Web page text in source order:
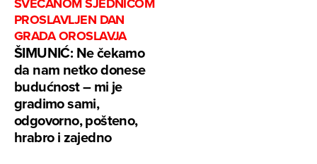
PROSLAVLJEN DAN
GRADA OROSLAVJA
ŠIMUNIĆ: Ne čekamo
da nam netko donese
budućnost – mi je
gradimo sami,
odgovorno, pošteno,
hrabro i zajedno